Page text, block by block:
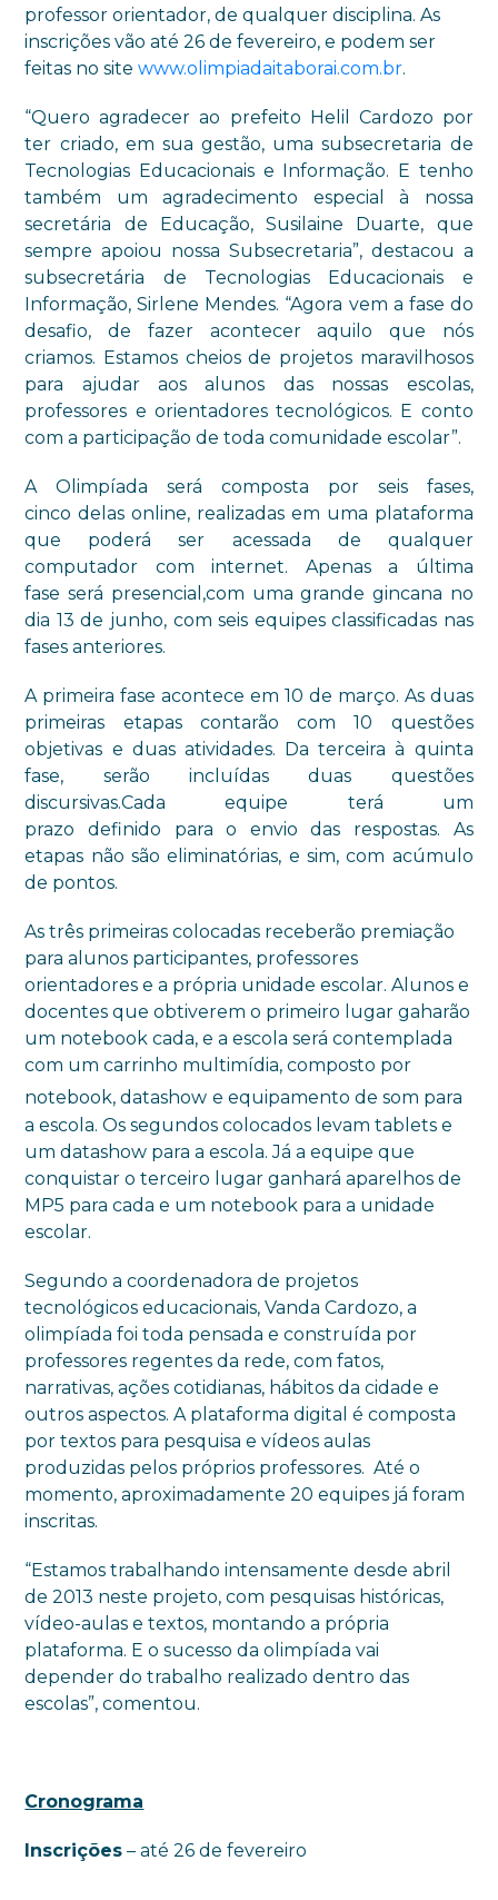
professor orientador, de qualquer disciplina. As
inscrições vão até 26 de fevereiro, e podem ser
feitas no sitewww.olimpiadaitaborai.com.br.
“Quero agradecer ao prefeito Helil Cardozo por
ter criado, em sua gestão, uma subsecretaria de
Tecnologias Educacionais e Informação. E tenho
também um agradecimento especialà nossa
secretária de Educação, Susilaine Duarte, que
sempre apoiou nossa Subsecretaria”, destacou a
subsecretária de Tecnologias Educacionais e
Informação, Sirlene Mendes. “Agora vem a fase do
desafio, de fazer acontecer aquilo que nós
criamos. Estamos cheios de projetos maravilhosos
para ajudar aos alunos das nossas escolas,
professores e orientadores tecnológicos. E conto
com a participação de toda comunidade escolar”.
A Olimpíada será composta por seis fases,
cincodelasonline, realizadas em uma plataforma
que poderá ser acessada de qualquer
computador com internet. Apenas a última
faseserá presencial,com uma grande gincana no
dia 13 de junho, com seis equipes classificadas nas
fases anteriores.
A primeira fase aconteceem 10 de março. As duas
primeiras etapas contarão com 10 questões
objetivas e duas atividades. Da terceiraà quinta
fase, serão incluídas duas questões
discursivas.Cada equipe terá um
prazodefinido parao envio das respostas. As
etapas não são eliminatórias, e sim, com acúmulo
de pontos.
As três primeiras colocadas receberão premiação
para alunos participantes, professores
orientadores e a própria unidade escolar. Alunos e
docentes que obtiverem o primeiro lugar gaharão
um notebook cada, e a escola será contemplada
com um carrinho multimídia, composto por
notebook, datashow e equipamento de som para
a escola. Os segundos colocados levam tablets e
um datashow para a escola. Já a equipe que
conquistar o terceiro lugar ganhará aparelhos de
MP5 para cada e um notebook para a unidade
escolar.
Segundo a coordenadora de projetos
tecnológicos educacionais, Vanda Cardozo, a
olimpíada foi toda pensada e construída por
professores regentes da rede, com fatos,
narrativas, ações cotidianas, hábitos da cidade e
outros aspectos. A plataforma digital é composta
por textos para pesquisa e vídeos aulas
produzidas pelos próprios professores. Até o
momento, aproximadamente 20 equipes já foram
inscritas.
“Estamos trabalhando intensamente desde abril
de 2013 neste projeto, com pesquisas históricas,
vídeo-aulas e textos, montando a própria
plataforma. E o sucesso da olimpíada vai
depender do trabalho realizado dentro das
escolas”, comentou.
Cronograma
Inscrições –até 26 de fevereiro